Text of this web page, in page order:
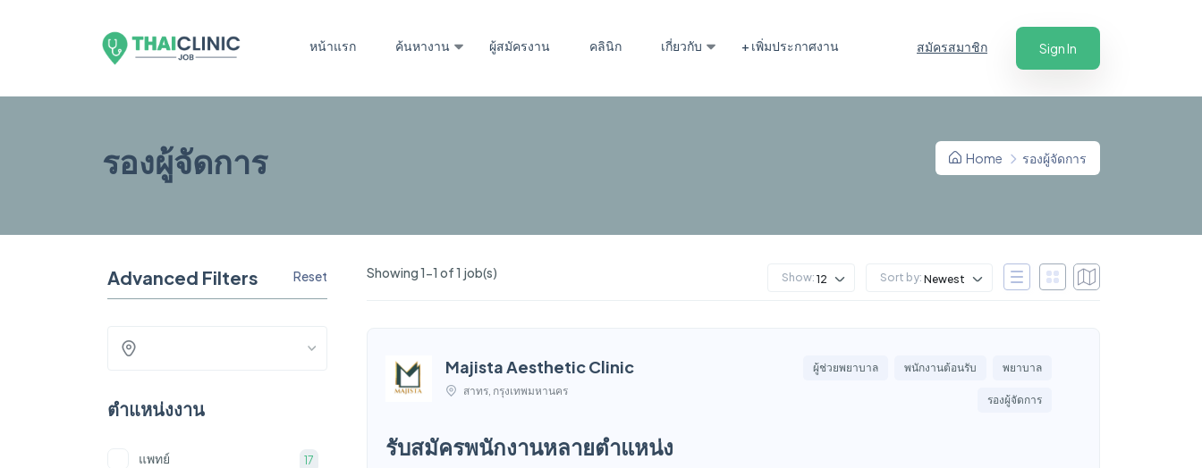
หน้าแรก ค้นหางาน ผู้สมัครงาน คลินิก เกี่ยวกับ + เพิ่มประกาศงาน สมัครสมาชิก Sign In
รองผู้จัดการ Home รองผู้จัดการ
Showing 1-1 of 1 job(s) Show: 12 Sort by: Newest
Majista Aesthetic Clinic
สาทร, กรุงเทพมหานคร
ผู้ช่วยพยาบาล พนักงานต้อนรับ พยาบาล
รองผู้จัดการ
รับสมัครพนักงานหลายตำแหน่ง
Advanced Filters Reset
ตำแหน่งงาน
แพทย์ 17